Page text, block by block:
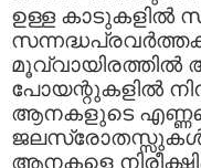
ഉള്ള കാടുകളില്‍
മൂവ്വായിരത്തില്‍
പോയന്റുകളില്‍
ആനകളുടെ
ആനകളെ